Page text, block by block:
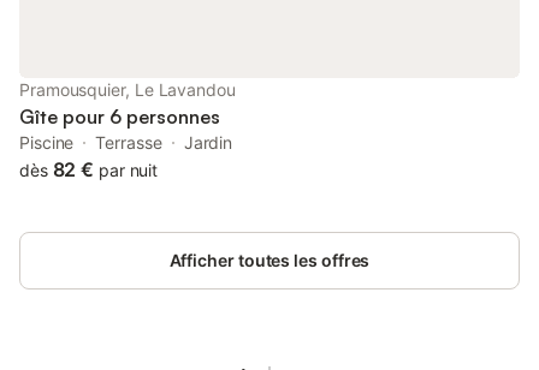
claquent : juste une atmosphère calme, lumineuse et soignée.
Un WC séparé compl
Pramousquier, Le Lavandou
Gîte pour 6 personnes
Piscine Terrasse
Jardin
dès 82 € par nuit
Afficher toutes les offres